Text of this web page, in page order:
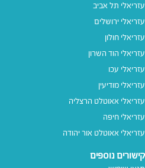
עזריאלי תל אביב
עזריאלי ירושלים
עזריאלי חולון
עזריאלי הוד השרון
עזריאלי עכו
עזריאלי מודיעין
עזריאלי אאוטלט הרצליה
עזריאלי חיפה
עזריאלי אאוטלט אור יהודה
קישורים נוספים